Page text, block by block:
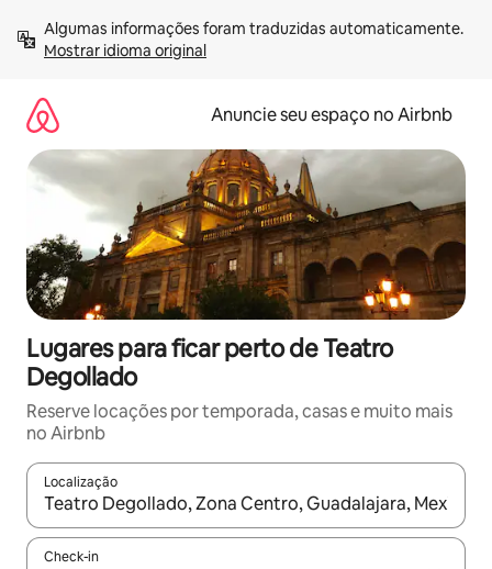
para
Mostrar idioma original
Anuncie seu espaço no Airbnb
Lugares para ficar perto de Teatro
Degollado
Reserve locações por temporada, casas e muito mais
no Airbnb
Localização
Quando os resultados estiverem disponíveis, explore-os
Check-in